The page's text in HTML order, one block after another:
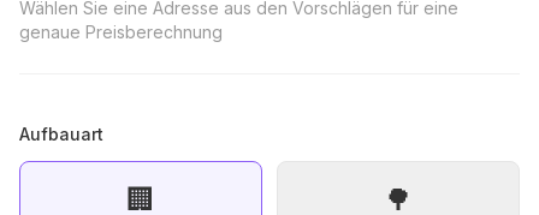
Wählen Sie eine Adresse aus den Vorschlägen für eine
genaue Preisberechnung
Aufbauart
🏢 🌳